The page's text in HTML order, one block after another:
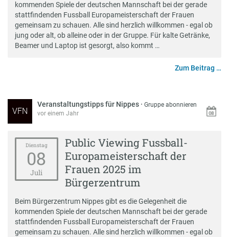
kommenden Spiele der deutschen Mannschaft bei der gerade
stattfindenden Fussball Europameisterschaft der Frauen
gemeinsam zu schauen. Alle sind herzlich willkommen - egal ob
jung oder alt, ob alleine oder in der Gruppe. Für kalte Getränke,
Beamer und Laptop ist gesorgt, also kommt …
Zum Beitrag …
VFN
Veranstaltungstipps für Nippes ·Gruppe abonnieren
vor einem Jahr
Dienstag
08
Juli
Public Viewing Fussball-
Europameisterschaft der
Frauen 2025 im
Bürgerzentrum
Beim Bürgerzentrum Nippes gibt es die Gelegenheit die
kommenden Spiele der deutschen Mannschaft bei der gerade
stattfindenden Fussball Europameisterschaft der Frauen
gemeinsam zu schauen. Alle sind herzlich willkommen - egal ob